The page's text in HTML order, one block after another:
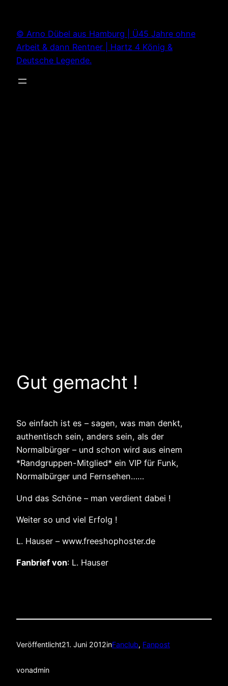
springen
© Arno Dübel aus Hamburg | Ü45 Jahre ohne
Arbeit & dann Rentner | Hartz 4 König &
Deutsche Legende.
Gut gemacht !
So einfach ist es – sagen, was man denkt,
authentisch sein, anders sein, als der
Normalbürger – und schon wird aus einem
*Randgruppen-Mitglied* ein VIP für Funk,
Normalbürger und Fernsehen……
Und das Schöne – man verdient dabei !
Weiter so und viel Erfolg !
L. Hauser – www.freeshophoster.de
Fanbrief von: L. Hauser
Veröffentlicht21. Juni 2012inFanclub, Fanpost
vonadmin